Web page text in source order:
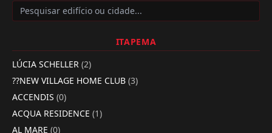
ITAPEMA
LÚCIA SCHELLER (2)
??NEW VILLAGE HOME CLUB (3)
ACCENDIS (0)
ACQUA RESIDENCE (1)
AL MARE (0)